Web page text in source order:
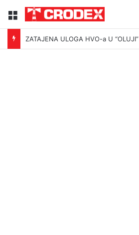
Menu
ZATAJENA ULOGA HVO-a U “OLUJI”